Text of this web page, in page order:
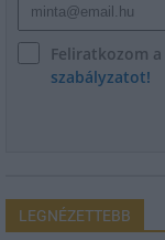
Feliratkozom
szabályzatot!
LEGNÉZETTEBB